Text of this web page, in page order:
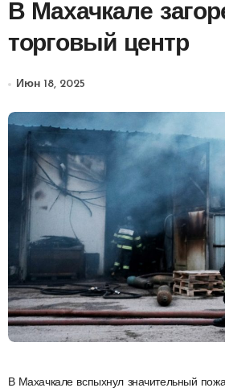
В Махачкале
торговый центр
Июн 18, 2025
В Махачкале вспыхнул значительный пожар в торговом центре,